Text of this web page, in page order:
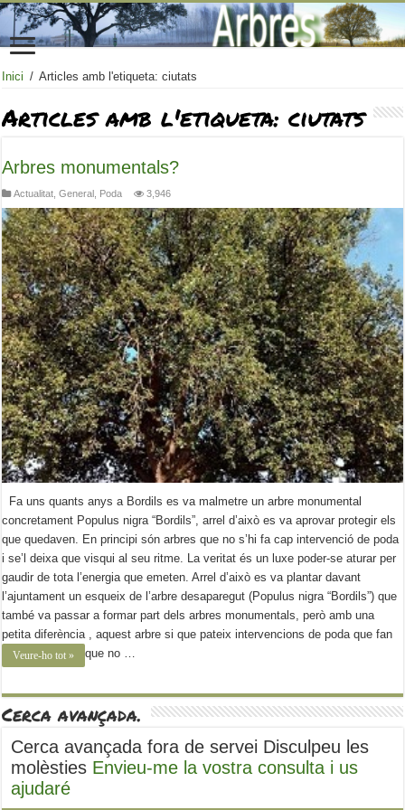
Inici / Articles amb l'etiqueta: ciutats
Articles amb l'etiqueta:ciutats
Arbres monumentals?
Actualitat ,General Poda 3,946
Fa uns quants anys a Bordils es va malmetre un arbre monumental
concretament Populus nigra “Bordils”, arrel d’això es va aprovar protegir els
que quedaven. En principi són arbres que no s’hi fa cap intervenció de poda
i se’l deixa que visqui al seu ritme. La veritat és un luxe poder-se aturar per
gaudir de tota l’energia que emeten. Arrel d’això es va plantar davant
l’ajuntament un esqueix de l’arbre desaparegut (Populus nigra “Bordils”) que
també va passar a formar part dels arbres monumentals, però amb una
petita diferència , aquest arbre si que pateix intervencions de poda que fan
que no …
Veure-ho tot »
Cerca avançada.
Cerca avançada fora de servei Disculpeu les
molèsties Envieu-me la vostra consulta i us
ajudaré